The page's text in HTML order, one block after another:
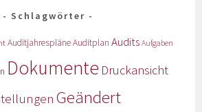
Schlagwörter
AuditjahrespläneAuditplan Audits Aufgaben
Dokumente Druckansicht
Geändert